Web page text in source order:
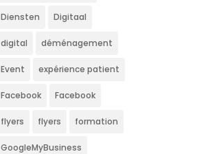
Diensten Digitaal
digital déménagement
Event expérience patient
Facebook Facebook
flyers flyers formation
GoogleMyBusiness